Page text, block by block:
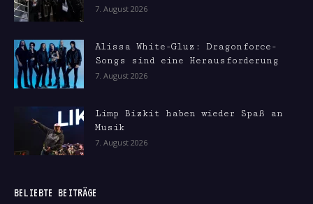
7. August 2026
Alissa White-Gluz: Dragonforce-
Songs sind eine Herausforderung
7. August 2026
Limp Bizkit haben wieder Spaß an
Musik
7. August 2026
BELIEBTE BEITRÄGE